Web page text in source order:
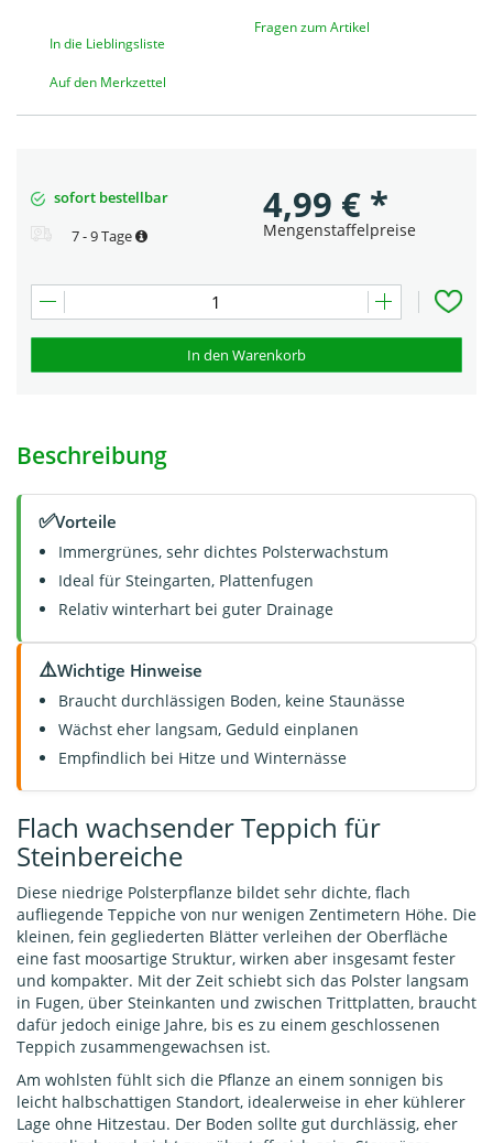
In die Lieblingsliste
Auf den Merkzettel
Fragen zum Artikel
sofort bestellbar
7 - 9 Tage
4,99 € *
Mengenstaffelpreise
In den Warenkorb
Beschreibung
✅Vorteile
Immergrünes, sehr dichtes Polsterwachstum
Ideal für Steingarten, Plattenfugen
Relativ winterhart bei guter Drainage
⚠️Wichtige Hinweise
Braucht durchlässigen Boden, keine Staunässe
Wächst eher langsam, Geduld einplanen
Empfindlich bei Hitze und Winternässe
Flach wachsender Teppich für
Steinbereiche
Diese niedrige Polsterpflanze bildet sehr dichte, flach
aufliegende Teppiche von nur wenigen Zentimetern Höhe. Die
kleinen, fein gegliederten Blätter verleihen der Oberfläche
eine fast moosartige Struktur, wirken aber insgesamt fester
und kompakter. Mit der Zeit schiebt sich das Polster langsam
in Fugen, über Steinkanten und zwischen Trittplatten, braucht
dafür jedoch einige Jahre, bis es zu einem geschlossenen
Teppich zusammengewachsen ist.
Am wohlsten fühlt sich die Pflanze an einem sonnigen bis
leicht halbschattigen Standort, idealerweise in eher kühlerer
Lage ohne Hitzestau. Der Boden sollte gut durchlässig, eher